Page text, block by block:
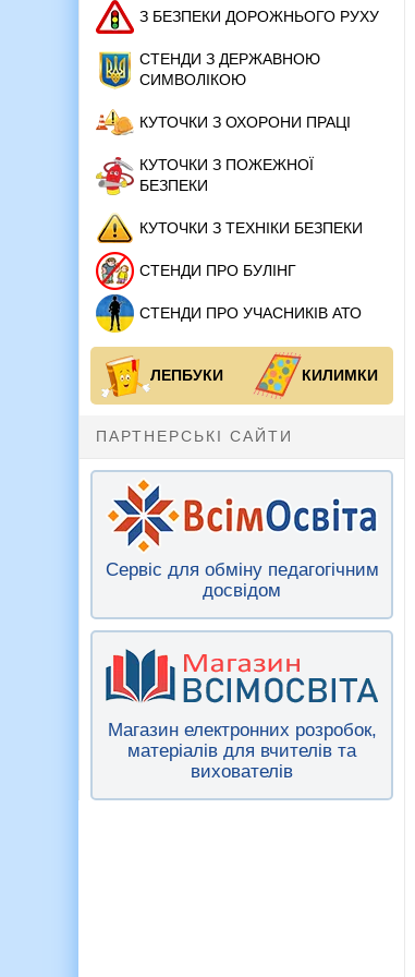
З БЕЗПЕКИ ДОРОЖНЬОГО РУХУ
СТЕНДИ З ДЕРЖАВНОЮ
СИМВОЛІКОЮ
КУТОЧКИ З ОХОРОНИ ПРАЦІ
КУТОЧКИ З ПОЖЕЖНОЇ
БЕЗПЕКИ
КУТОЧКИ З ТЕХНІКИ БЕЗПЕКИ
СТЕНДИ ПРО БУЛІНГ
СТЕНДИ ПРО УЧАСНИКІВ АТО
ЛЕПБУКИ КИЛИМКИ
ПАРТНЕРСЬКІ САЙТИ
Сервіс для обміну педагогічним
досвідом
Магазин електронних розробок,
матеріалів для вчителів та
вихователів